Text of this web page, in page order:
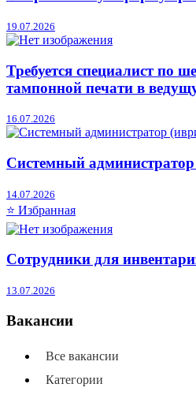
19.07.2026
Требуется специалист по
тампонной печати в
16.07.2026
Системный администратор
14.07.2026
⭐ Избранная
Сотрудники для
13.07.2026
Вакансии
Все вакансии
Категории